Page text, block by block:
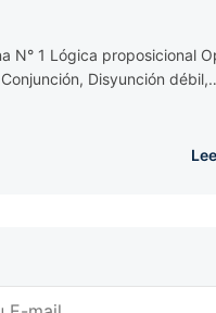
N° 1 Lógica proposicional
Disyunción débil,
Lógica...